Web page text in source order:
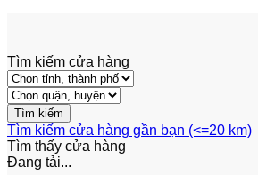
Tìm kiếm cửa hàng
Tìm kiếm cửa hàng gần bạn (<=20 km)
Tìm thấy cửa hàng
Đang tải...